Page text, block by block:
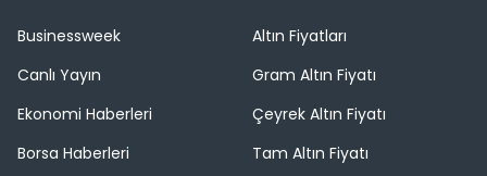
Businessweek
Canlı Yayın
Ekonomi Haberleri
Borsa Haberleri
Altın Fiyatları
Gram Altın Fiyatı
Çeyrek Altın Fiyatı
Tam Altın Fiyatı